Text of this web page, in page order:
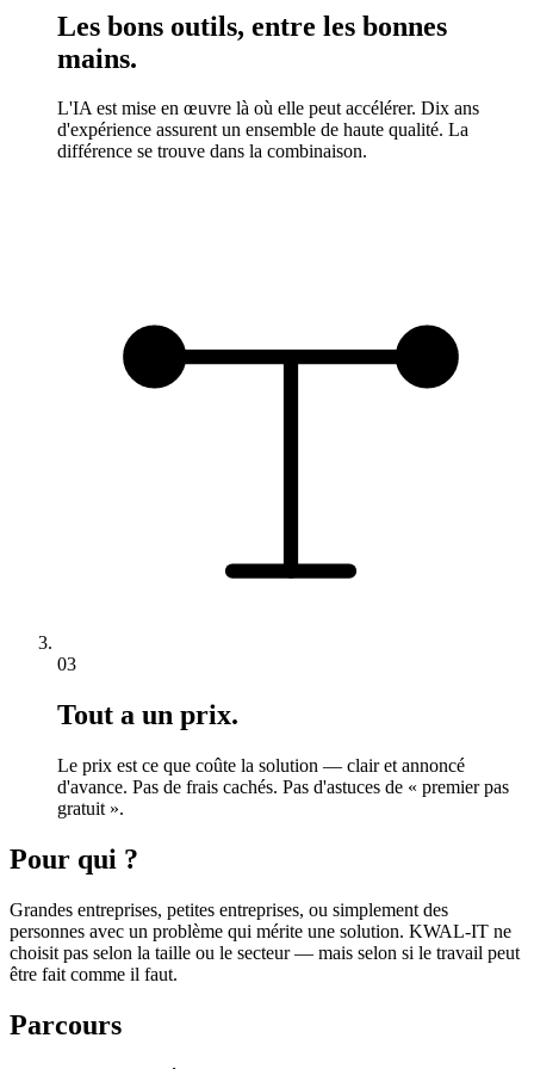
Les bons outils, entre les bonnes
mains.
L'IA est mise en œuvre là où elle peut accélérer. Dix ans
d'expérience assurent un ensemble de haute qualité. La
différence se trouve dans la combinaison.
03
Tout a un prix.
Le prix est ce que coûte la solution — clair et annoncé
d'avance. Pas de frais cachés. Pas d'astuces de « premier pas
gratuit ».
Pour qui ?
Grandes entreprises, petites entreprises, ou simplement des
personnes avec un problème qui mérite une solution. KWAL-IT ne
choisit pas selon la taille ou le secteur — mais selon si le travail peut
être fait comme il faut.
Parcours